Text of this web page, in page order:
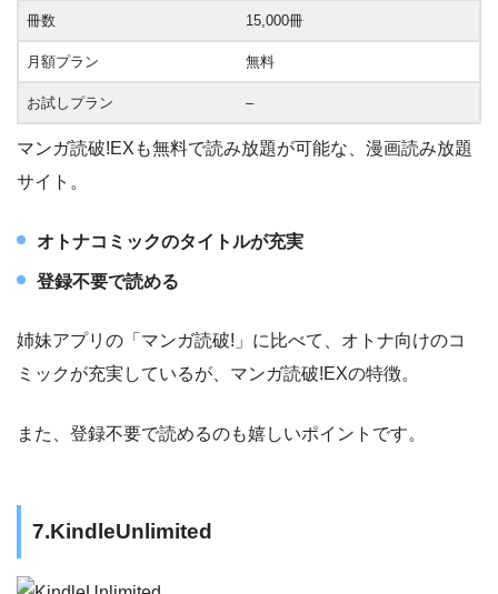
冊数 15,000冊
月額プラン 無料
お試しプラン –
マンガ読破!EXも無料で読み放題が可能な、漫画読み放題
サイト。
オトナコミックのタイトルが充実
登録不要で読める
姉妹アプリの「マンガ読破!」に比べて、オトナ向けのコ
ミックが充実しているが、マンガ読破!EXの特徴。
また、登録不要で読めるのも嬉しいポイントです。
7.KindleUnlimited